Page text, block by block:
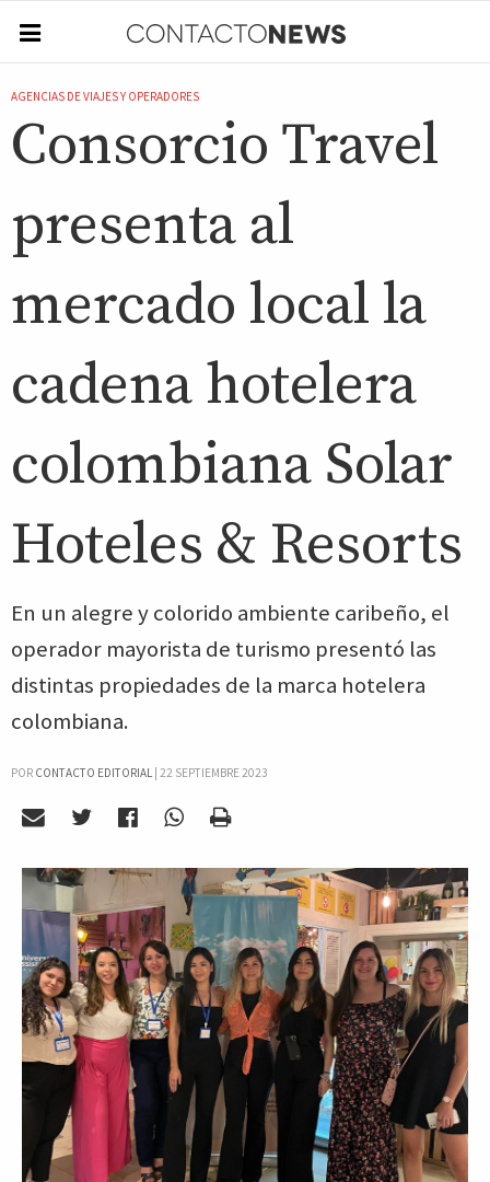
AGENCIAS DE VIAJES Y OPERADORES
Consorcio Travel
presenta al
mercado local la
cadena hotelera
colombiana Solar
Hoteles & Resorts
En un alegre y colorido ambiente caribeño, el
operador mayorista de turismo presentó las
distintas propiedades de la marca hotelera
colombiana.
POR CONTACTO EDITORIAL| 22 SEPTIEMBRE 2023